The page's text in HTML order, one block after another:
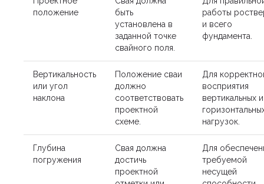
положение
быть
установлена в
заданной точке
свайного поля.
работы
и всего
фундамента.
Вертикальность
или угол
наклона
Положение сваи
должно
соответствовать
проектной
схеме.
Для
восприятия
вертикальных и
нагрузок.
Глубина
погружения
Свая должна
достичь
проектной
Для
требуемой
несущей